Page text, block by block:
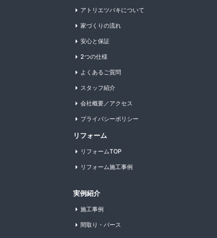
アトリエツバキについて
家づくりの流れ
安心と保証
2つの仕様
よくあるご質問
スタッフ紹介
会社概要／アクセス
プライバシーポリシー
リフォーム
リフォームTOP
リフォーム施工事例
実例紹介
施工事例
間取り・パース